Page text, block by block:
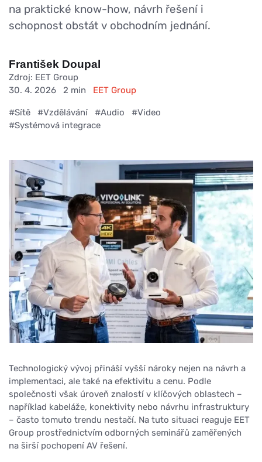
na praktické know-how, návrh řešení i
schopnost obstát v obchodním jednání.
František Doupal
Zdroj: EET Group
30. 4. 2026
2 min EET Group
#Sítě #Vzdělávání #Audio
#Video
#Systémová integrace
Technologický vývoj přináší vyšší nároky nejen na návrh a
implementaci, ale také na efektivitu a cenu. Podle
společnosti však úroveň znalostí v klíčových oblastech –
například kabeláže, konektivity nebo návrhu infrastruktury
– často tomuto trendu nestačí. Na tuto situaci reaguje EET
Group prostřednictvím odborných seminářů zaměřených
na širší pochopení AV řešení.